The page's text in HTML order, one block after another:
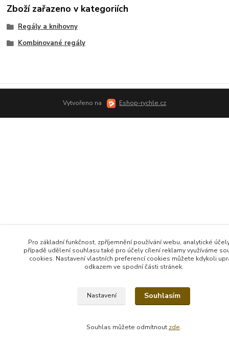
Zboží zařazeno v kategoriích
Regály a knihovny
Kombinované regály
Vytvořeno na Eshop-rychle.cz
Pro základní funkčnost, zpříjemnění používání webu, analytické
případě udělení souhlasu také pro účely cílení reklamy využíváme
cookies. Nastavení vlastních preferencí cookies můžete kdykoli
odkazem ve spodní části stránek.
Nastavení Souhlasím
Souhlas můžete odmítnout zde.